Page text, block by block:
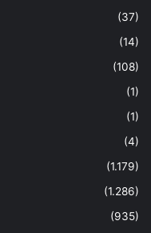
(37)
(14)
(108)
(1)
(1)
(4)
(1.179)
(1.286)
(935)